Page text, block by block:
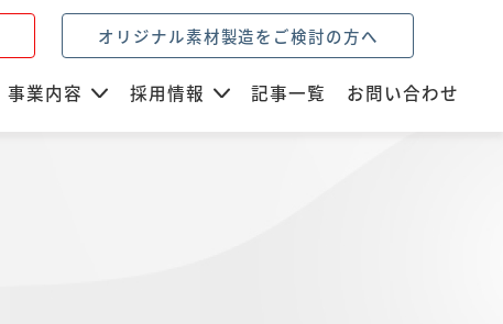
オリジナル素材製造をご検討の方へ
事業内容 採用情報 記事一覧 お問い合わせ